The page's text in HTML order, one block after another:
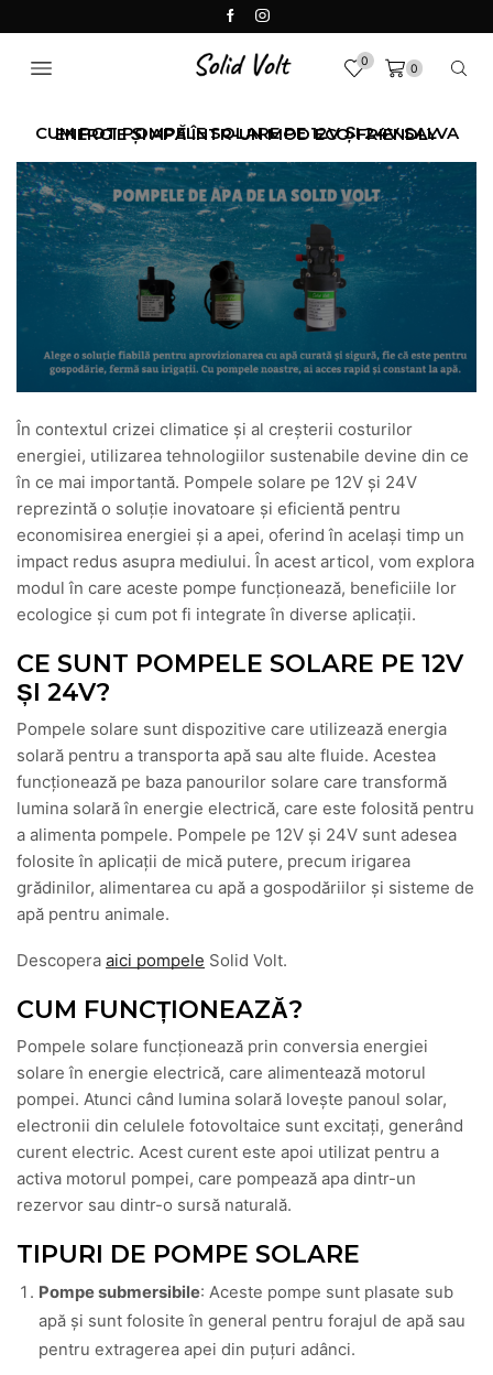
0
0
CUM POT POMPELE SOLARE PE 12V ȘI 24V SALVA ENERGIE ȘI APĂ ÎNTR-UN MOD ECO-FRIENDLY
În contextul crizei climatice și al creșterii costurilor
energiei, utilizarea tehnologiilor sustenabile devine din ce
în ce mai importantă. Pompele solare pe 12V și 24V
reprezintă o soluție inovatoare și eficientă pentru
economisirea energiei și a apei, oferind în același timp un
impact redus asupra mediului. În acest articol, vom explora
modul în care aceste pompe funcționează, beneficiile lor
ecologice și cum pot fi integrate în diverse aplicații.
CE SUNT POMPELE SOLARE PE 12V
ȘI 24V?
Pompele solare sunt dispozitive care utilizează energia
solară pentru a transporta apă sau alte fluide. Acestea
funcționează pe baza panourilor solare care transformă
lumina solară în energie electrică, care este folosită pentru
a alimenta pompele. Pompele pe 12V și 24V sunt adesea
folosite în aplicații de mică putere, precum irigarea
grădinilor, alimentarea cu apă a gospodăriilor și sisteme de
apă pentru animale.
Descopera aici pompele Solid Volt.
CUM FUNCȚIONEAZĂ?
Pompele solare funcționează prin conversia energiei
solare în energie electrică, care alimentează motorul
pompei. Atunci când lumina solară lovește panoul solar,
electronii din celulele fotovoltaice sunt excitați, generând
curent electric. Acest curent este apoi utilizat pentru a
activa motorul pompei, care pompează apa dintr-un
rezervor sau dintr-o sursă naturală.
TIPURI DE POMPE SOLARE
Pompe submersibile: Aceste pompe sunt plasate sub
apă și sunt folosite în general pentru forajul de apă sau
pentru extragerea apei din puțuri adânci.